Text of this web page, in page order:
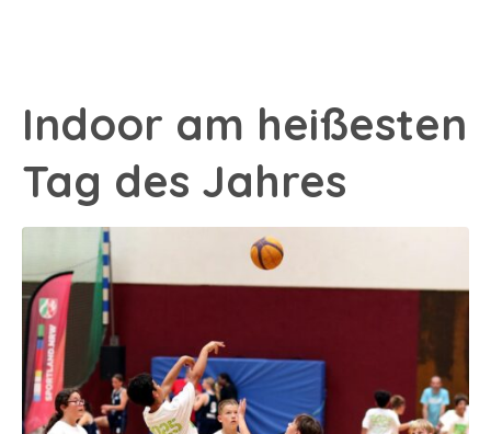
Indoor am heißesten
Tag des Jahres